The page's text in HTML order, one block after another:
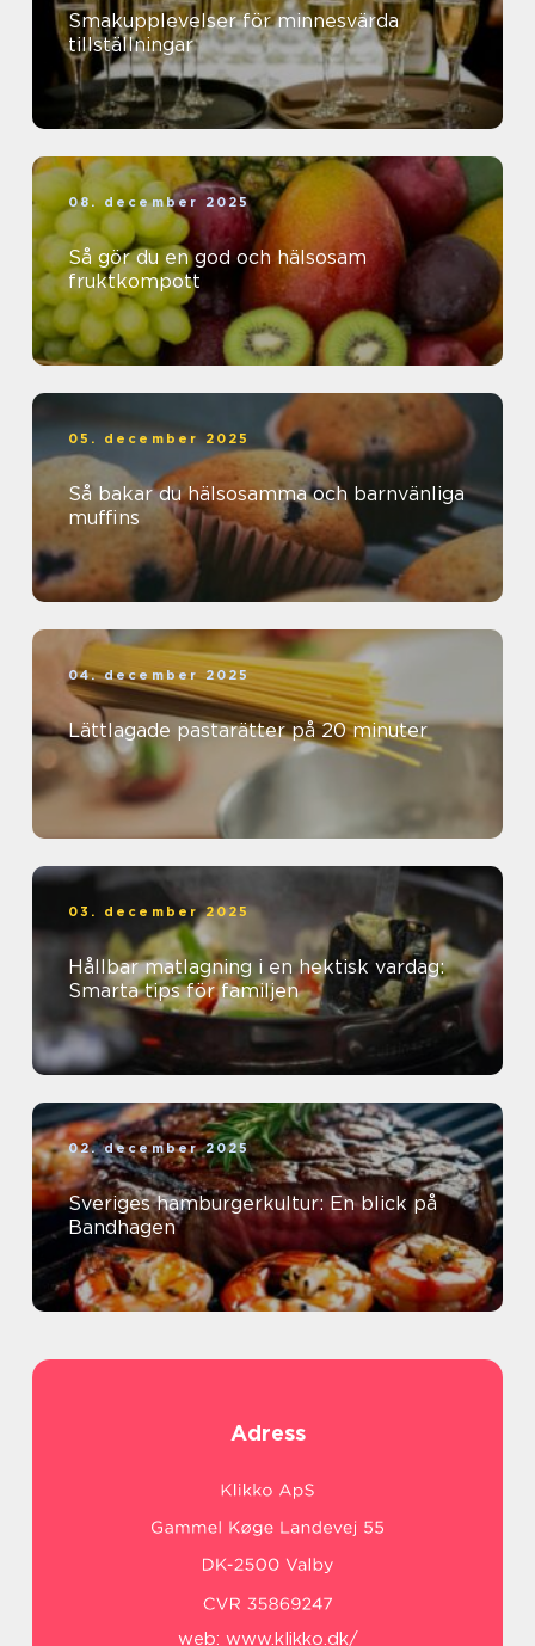
Smakupplevelser för minnesvärda
tillställningar
08. december 2025
Så gör du en god och hälsosam
fruktkompott
05. december 2025
Så bakar du hälsosamma och barnvänliga
muffins
04. december 2025
Lättlagade pastarätter på 20 minuter
03. december 2025
Hållbar matlagning i en hektisk vardag:
Smarta tips för familjen
02. december 2025
Sveriges hamburgerkultur: En blick på
Bandhagen
Adress
web: www.klikko.dk/